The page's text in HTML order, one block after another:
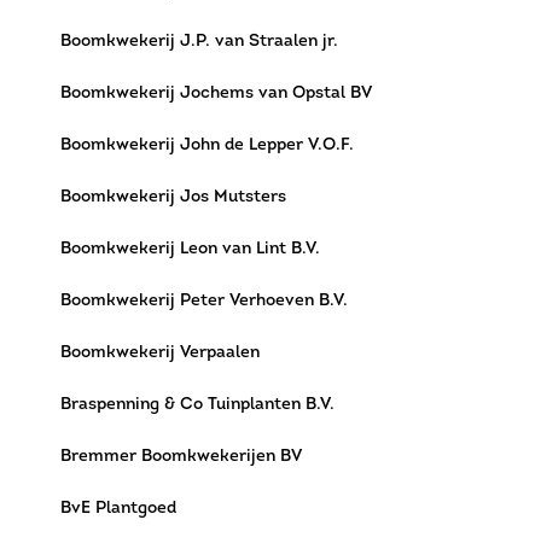
Boomkwekerij J.P. van Straalen jr.
Boomkwekerij Jochems van Opstal BV
Boomkwekerij John de Lepper V.O.F.
Boomkwekerij Jos Mutsters
Boomkwekerij Leon van Lint B.V.
Boomkwekerij Peter Verhoeven B.V.
Boomkwekerij Verpaalen
Braspenning & Co Tuinplanten B.V.
Bremmer Boomkwekerijen BV
BvE Plantgoed